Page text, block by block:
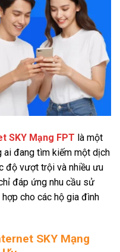
SKY Mạng FPT là một
ai đang tìm kiếm một dịch
độ vượt trội và nhiều ưu
đáp ứng nhu cầu sử
cho các hộ gia đình
SKY Mạng